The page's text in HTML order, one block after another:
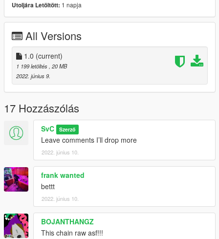
Or in your FiveMe resource folder
Utoljára Letöltött: 1 napja
All Versions
1.0 (current)
1 199 letöltés , 20 MB
2022. június 9.
17 Hozzászólás
SvC Szerző
Leave comments I’ll drop more
2022. június 10.
frank wanted
bettt
2022. június 10.
BOJANTHANGZ
This chain raw asf!!!